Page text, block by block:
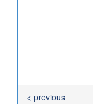
< previous